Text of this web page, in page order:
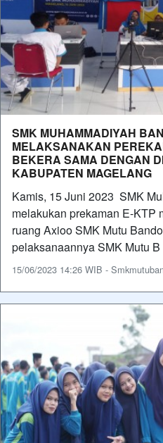
SMK MUHAMMADIYAH
MELAKSANAKAN
BEKERA SAMA DENGAN
KABUPATEN MAGELANG
Kamis, 15 Juni 2023 SMK
melakukan prekaman E-KTP
ruang Axioo SMK Mutu
pelaksanaannya SMK Mutu B
15/06/2023 14:26 WIB -